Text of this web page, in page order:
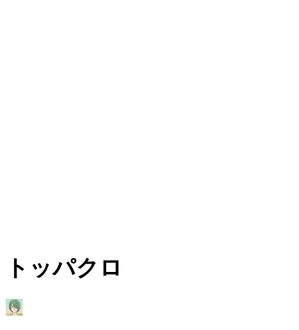
トッパクロ